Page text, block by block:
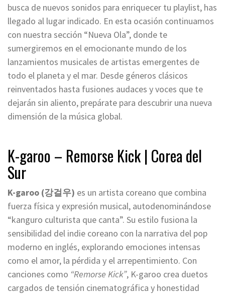
busca de nuevos sonidos para enriquecer tu playlist, has
llegado al lugar indicado. En esta ocasión continuamos
con nuestra sección “Nueva Ola”, donde te
sumergiremos en el emocionante mundo de los
lanzamientos musicales de artistas emergentes de
todo el planeta y el mar. Desde géneros clásicos
reinventados hasta fusiones audaces y voces que te
dejarán sin aliento, prepárate para descubrir una nueva
dimensión de la música global.
K-garoo – Remorse Kick | Corea del
Sur
K-garoo (강걸우) es un artista coreano que combina
fuerza física y expresión musical, autodenominándose
“kanguro culturista que canta”. Su estilo fusiona la
sensibilidad del indie coreano con la narrativa del pop
moderno en inglés, explorando emociones intensas
como el amor, la pérdida y el arrepentimiento. Con
canciones como “Remorse Kick”, K-garoo crea duetos
cargados de tensión cinematográfica y honestidad